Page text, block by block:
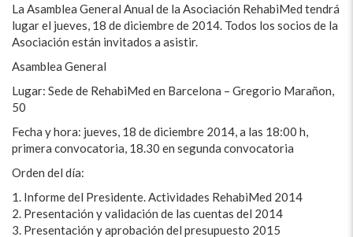
La Asamblea General Anual de la Asociación RehabiMed tendrá
lugar el jueves, 18 de diciembre de 2014. Todos los socios de la
Asociación están invitados a asistir.
Asamblea General
Lugar: Sede de RehabiMed en Barcelona – Gregorio Marañon,
50
Fecha y hora: jueves, 18 de diciembre 2014, a las 18:00 h,
primera convocatoria, 18.30 en segunda convocatoria
Orden del día:
1. Informe del Presidente. Actividades RehabiMed 2014
2. Presentación y validación de las cuentas del 2014
3. Presentación y aprobación del presupuesto 2015